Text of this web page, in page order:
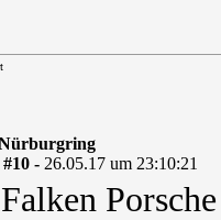
- 26.05.17 um 23:10:21
Porsche